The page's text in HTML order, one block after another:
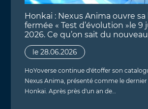
Honkai : Nexus Anima ouvre sa
fermée « Test d’évolution »le 9
2026. Ce qu’on sait du
le 28.06.2026
HoYoverse continue d'étoffer son
Nexus Anima, présenté comme le
Honkai. Après près d'un an de…